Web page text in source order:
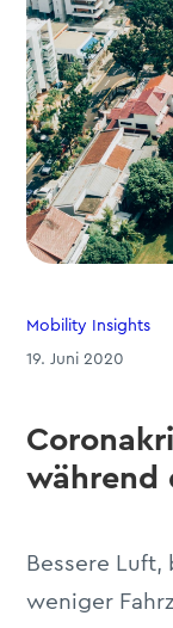
Mobility Insights
19. Juni 2020
während
Bessere
weniger